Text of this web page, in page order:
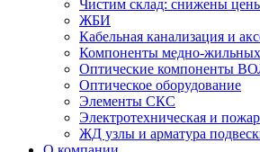
Чистим склад: снижены
ЖБИ
Кабельная канализация и
Компоненты медно-жильных
Оптические компоненты
Оптическое оборудование
Элементы СКС
Электротехническая и
ЖД узлы и арматура